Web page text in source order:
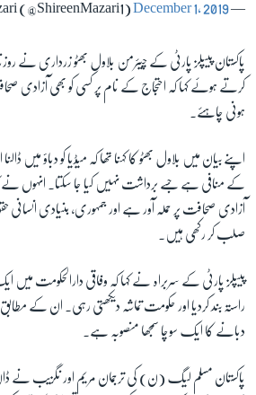
— Shireen Mazari (@ShireenMazari1)
December 1, 2019
پاکستان پیپلز پارٹی کے چیئرمن بلاول بھٹو زرداری نے
کرتے ہوئے کہا کہ احتجاج کے نام پر کسی کو بھی آزادی
ہونی چاہئے۔
اپنے بیان میں بلاول بھٹو کا کہنا تھا کہ میڈیا کو دباؤ میں
کے منافی ہے جسے برداشت نہیں کیا جا سکتا۔ انہوں نے
آزادی صحافت پر حملہ آور ہے اور جمہوری، بنیادی انسانی
صلب کر رکھی ہیں۔
پیپلز پارٹی کے سربراہ نے کہا کہ وفاقی دارالحکومت میں
راستہ بند کردیا اور حکومت تماشہ دیکھتی رہی۔ ان کے مطابق
دبانے کا ایک سوچا سمجھا منصوبہ ہے۔
پاکستان مسلم لیگ (ن) کی ترجمان مریم اور نگزیب نے